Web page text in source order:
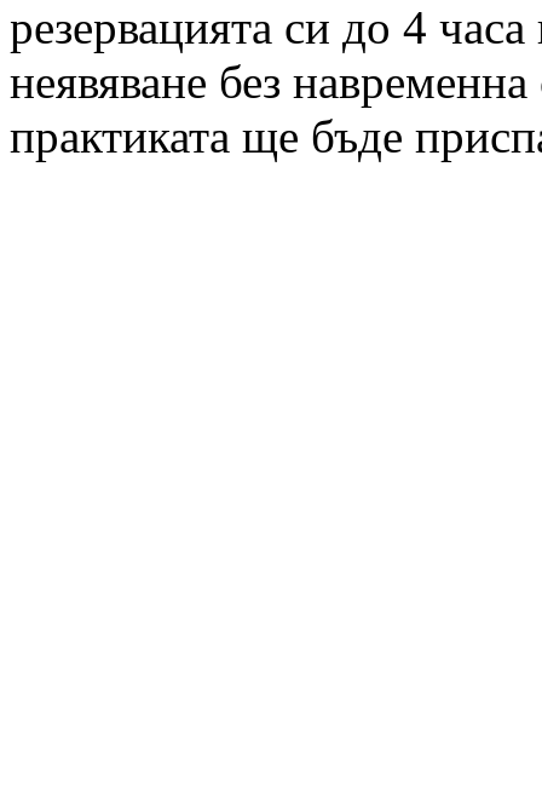
резервацията си до 4
неявяване без
практиката ще бъде